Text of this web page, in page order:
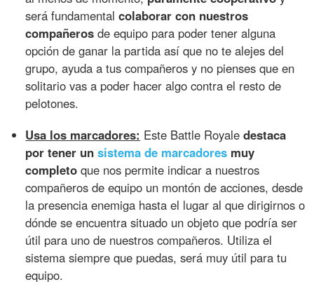
será fundamentalcolaborar con nuestros
compañeros de equipo para poder tener alguna
opción de ganar la partida así que no te alejes del
grupo, ayuda a tus compañeros y no pienses que en
solitario vas a poder hacer algo contra el resto de
pelotones.
Usa los marcadores: Este Battle Royaledestaca
por tener unsistema de marcadores muy
completo que nos permite indicar a nuestros
compañeros de equipo un montón de acciones, desde
la presencia enemiga hasta el lugar al que dirigirnos o
dónde se encuentra situado un objeto que podría ser
útil para uno de nuestros compañeros. Utiliza el
sistema siempre que puedas, será muy útil para tu
equipo.